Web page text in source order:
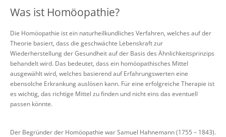
Was ist Homöopathie?
Die Homöopathie ist ein naturheilkundliches Verfahren, welches auf der
Theorie basiert, dass die geschwächte Lebenskraft zur
Wiederherstellung der Gesundheit auf der Basis des Ähnlichkeitsprinzips
behandelt wird. Das bedeutet, dass ein homöopathisches Mittel
ausgewählt wird, welches basierend auf Erfahrungswerten eine
ebensolche Erkrankung auslösen kann. Für eine erfolgreiche Therapie ist
es wichtig, das richtige Mittel zu finden und nicht eins das eventuell
passen könnte.
Der Begründer der Homöopathie war Samuel Hahnemann (1755 – 1843).